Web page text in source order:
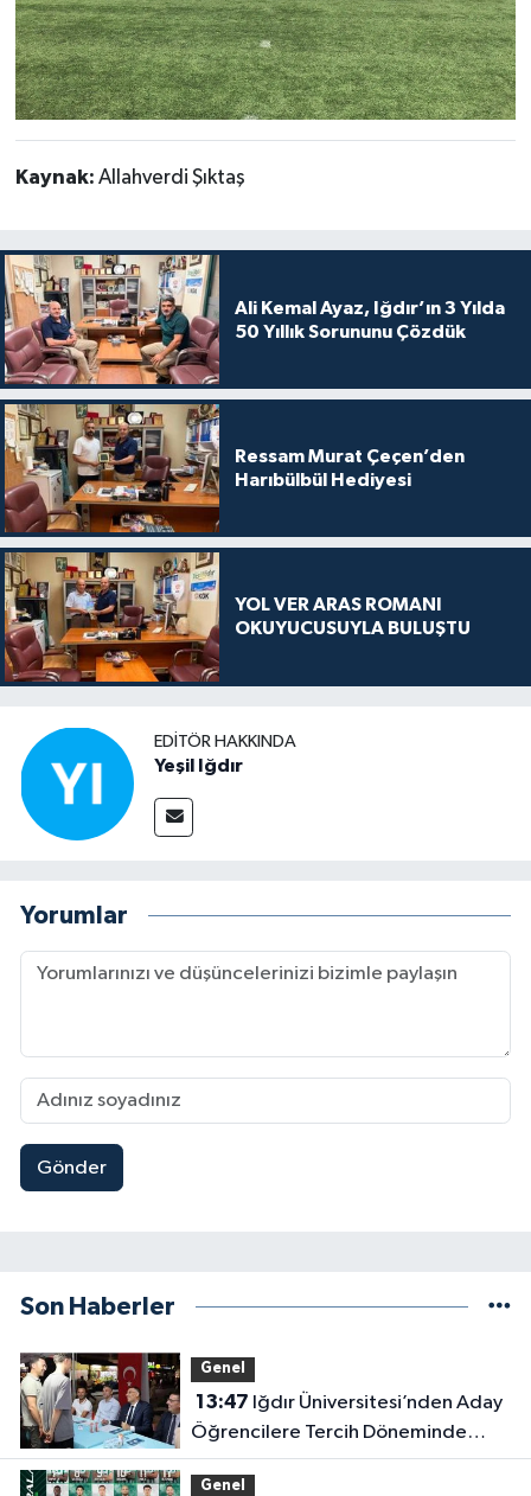
Kaynak: Allahverdi Şıktaş
Ali Kemal Ayaz, Iğdır’ın 3 Yılda
50 Yıllık Sorununu Çözdük
Ressam Murat Çeçen’den
Harıbülbül Hediyesi
YOL VER ARAS ROMANI
OKUYUCUSUYLA BULUŞTU
EDITÖR HAKKINDA
Yeşil Iğdır
Yorumlar
Gönder
Son Haberler
Genel
13:47
Öğrencilere Tercih Döneminde
Rehberlik Desteği
Genel